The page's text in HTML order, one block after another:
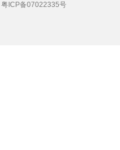
粤ICP备07022335号